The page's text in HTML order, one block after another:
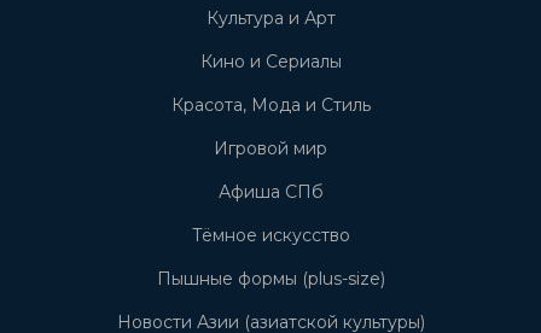
Культура и Арт
Кино и Сериалы
Красота, Мода и Стиль
Игровой мир
Афиша СПб
Тёмное искусство
Пышные формы (plus-size)
Новости Азии (азиатской культуры)